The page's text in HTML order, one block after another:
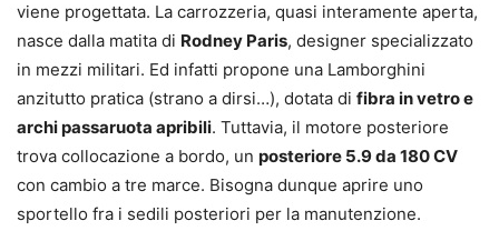
viene progettata. La carrozzeria, quasi interamente aperta,
nasce dalla matita di Rodney Paris, designer specializzato
in mezzi militari. Ed infatti propone una Lamborghini
anzitutto pratica (strano a dirsi…), dotata di fibra in vetro e
archi passaruota apribili. Tuttavia, il motore posteriore
trova collocazione a bordo, un posteriore 5.9 da 180 CV
con cambio a tre marce. Bisogna dunque aprire uno
sportello fra i sedili posteriori per la manutenzione.